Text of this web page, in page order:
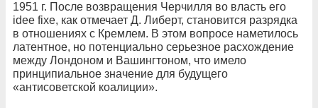
1951 г. После возвращения Черчилля во власть его
idee fixe, как отмечает Д. Либерт, становится разрядка
в отношениях с Кремлем. В этом вопросе наметилось
латентное, но потенциально серьезное расхождение
между Лондоном и Вашингтоном, что имело
принципиальное значение для будущего
«антисоветской коалиции».